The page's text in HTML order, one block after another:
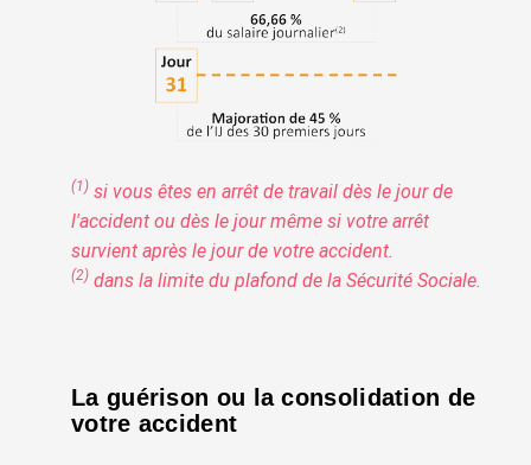
(1) si vous êtes en arrêt de travail dès le jour de
l'accident ou dès le jour même si votre arrêt
survient après le jour de votre accident.
(2) dans la limite du plafond de la Sécurité Sociale.
La guérison ou la consolidation de
votre accident